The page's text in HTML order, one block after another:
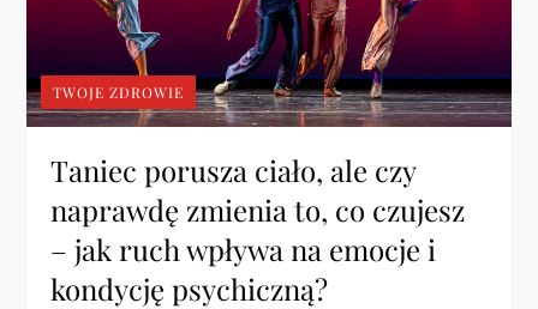
TWOJE ZDROWIE
Taniec porusza ciało, ale czy
naprawdę zmienia to, co czujesz
– jak ruch wpływa na emocje i
kondycję psychiczną?